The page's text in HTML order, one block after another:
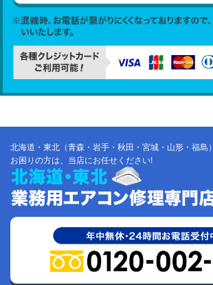
北海道・東北（青森・岩手・秋田・宮城・山形・福島
お困りの方は、当店にお任せください!